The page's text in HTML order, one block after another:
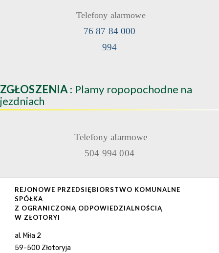
Telefony alarmowe
76 87 84 000
994
ZGŁOSZENIA : Plamy ropopochodne na
jezdniach
Telefony alarmowe
504 994 004
REJONOWE PRZEDSIĘBIORSTWO KOMUNALNE
SPÓŁKA
Z OGRANICZONĄ ODPOWIEDZIALNOŚCIĄ
W ZŁOTORYI
al. Miła 2
59-500 Złotoryja